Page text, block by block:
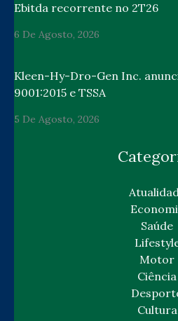
Ebitda recorrente no 2T26
6 De Agosto, 2026
Kleen-Hy-Dro-Gen Inc.
9001:2015 e TSSA
5 De Agosto, 2026
Saúde
Motor
Ciência
Cultura